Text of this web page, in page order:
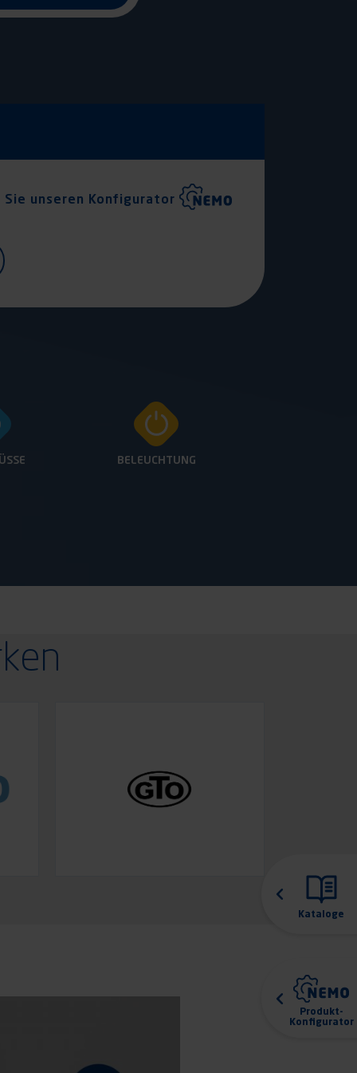
Sie unseren Konfigurator
BELEUCHTUNG
Kataloge
Produkt-
Konfigurator